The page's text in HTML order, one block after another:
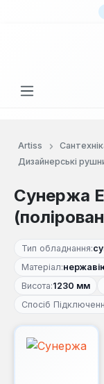
Перейти до
Artiss
Дизайнерські
Сунержа
Тип обладнання:
Матеріал:
Висота:1230 мм
Спосіб